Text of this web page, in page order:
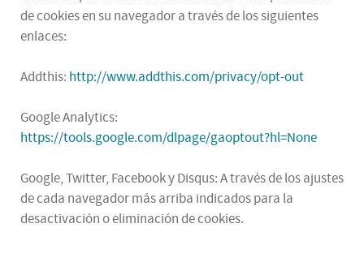
de cookies en su navegador a través de los siguientes
enlaces:
Addthis: http://www.addthis.com/privacy/opt-out
Google Analytics:
https://tools.google.com/dlpage/gaoptout?hl=None
Google, Twitter, Facebook y Disqus: A través de los ajustes
de cada navegador más arriba indicados para la
desactivación o eliminación de cookies.